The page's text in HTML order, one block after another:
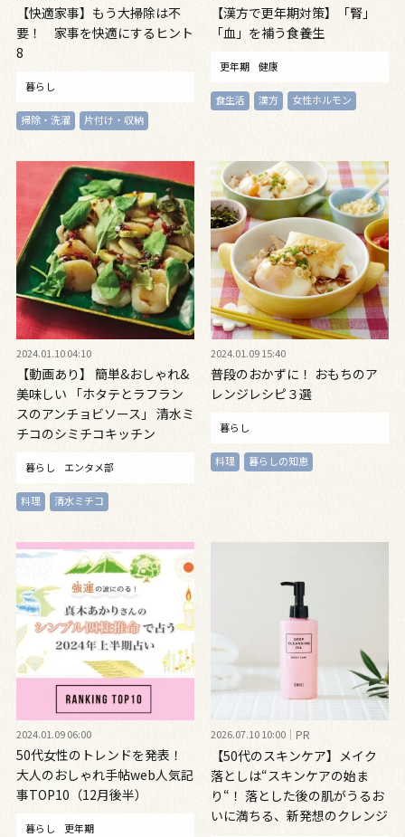
【快適家事】もう大掃除は不
要！ 家事を快適にするヒント
8
暮らし
掃除・洗濯 片付け・収納
【漢方で更年期対策】「腎」
「血」を補う食養生
更年期 健康
食生活 漢方 女性ホルモン
2024.01.10 04:10
【動画あり】 簡単&おしゃれ&
美味しい 「ホタテとラフラン
スのアンチョビソース」 清水ミ
チコのシミチコキッチン
暮らし エンタメ部
料理 清水ミチコ
2024.01.09 15:40
普段のおかずに！ おもちのア
レンジレシピ３選
暮らし
料理 暮らしの知恵
2024.01.09 06:00
50代女性のトレンドを発表！
大人のおしゃれ手帖web人気記
事TOP10（12月後半）
暮らし 更年期
2026.07.10 10:00 PR
【50代のスキンケア】メイク
落としは“スキンケアの始ま
り“！ 落とした後の肌がうるお
いに満ちる、新発想のクレンジ